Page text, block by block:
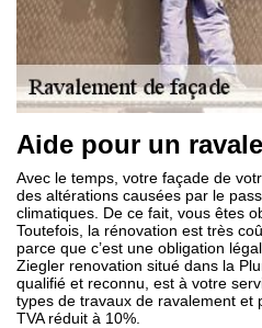
Aide pour un
Avec le temps, votre façade de
des altérations causées par le
climatiques. De ce fait, vous êtes
Toutefois, la rénovation est très
parce que c’est une obligation
Ziegler renovation situé dans la
qualifié et reconnu, est à votre
types de travaux de ravalement et
TVA réduit à 10%.